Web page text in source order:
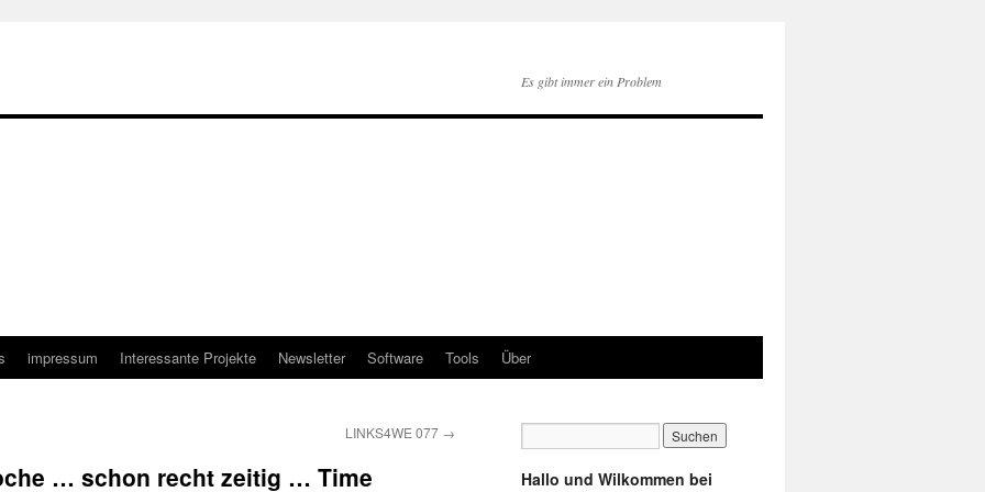
Es gibt immer ein Problem
impressum Interessante Projekte Newsletter Software Tools Über
LINKS4WE 077 →
… schon recht zeitig … Time
Hallo und Wilkommen bei